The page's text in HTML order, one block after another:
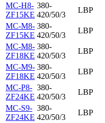
MC-H8-
ZF15KE
380-
420/50/3
LBP
MC-M8-
ZF15KE
380-
420/50/3
LBP
MC-M8-
ZF18KE
380-
420/50/3
LBP
MC-M9-
ZF18KE
380-
420/50/3
LBP
MC-P8-
ZF24KE
380-
420/50/3
LBP
MC-S9-
ZF24KE
380-
420/50/3
LBP